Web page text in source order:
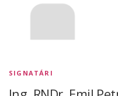
SIGNATÁRI